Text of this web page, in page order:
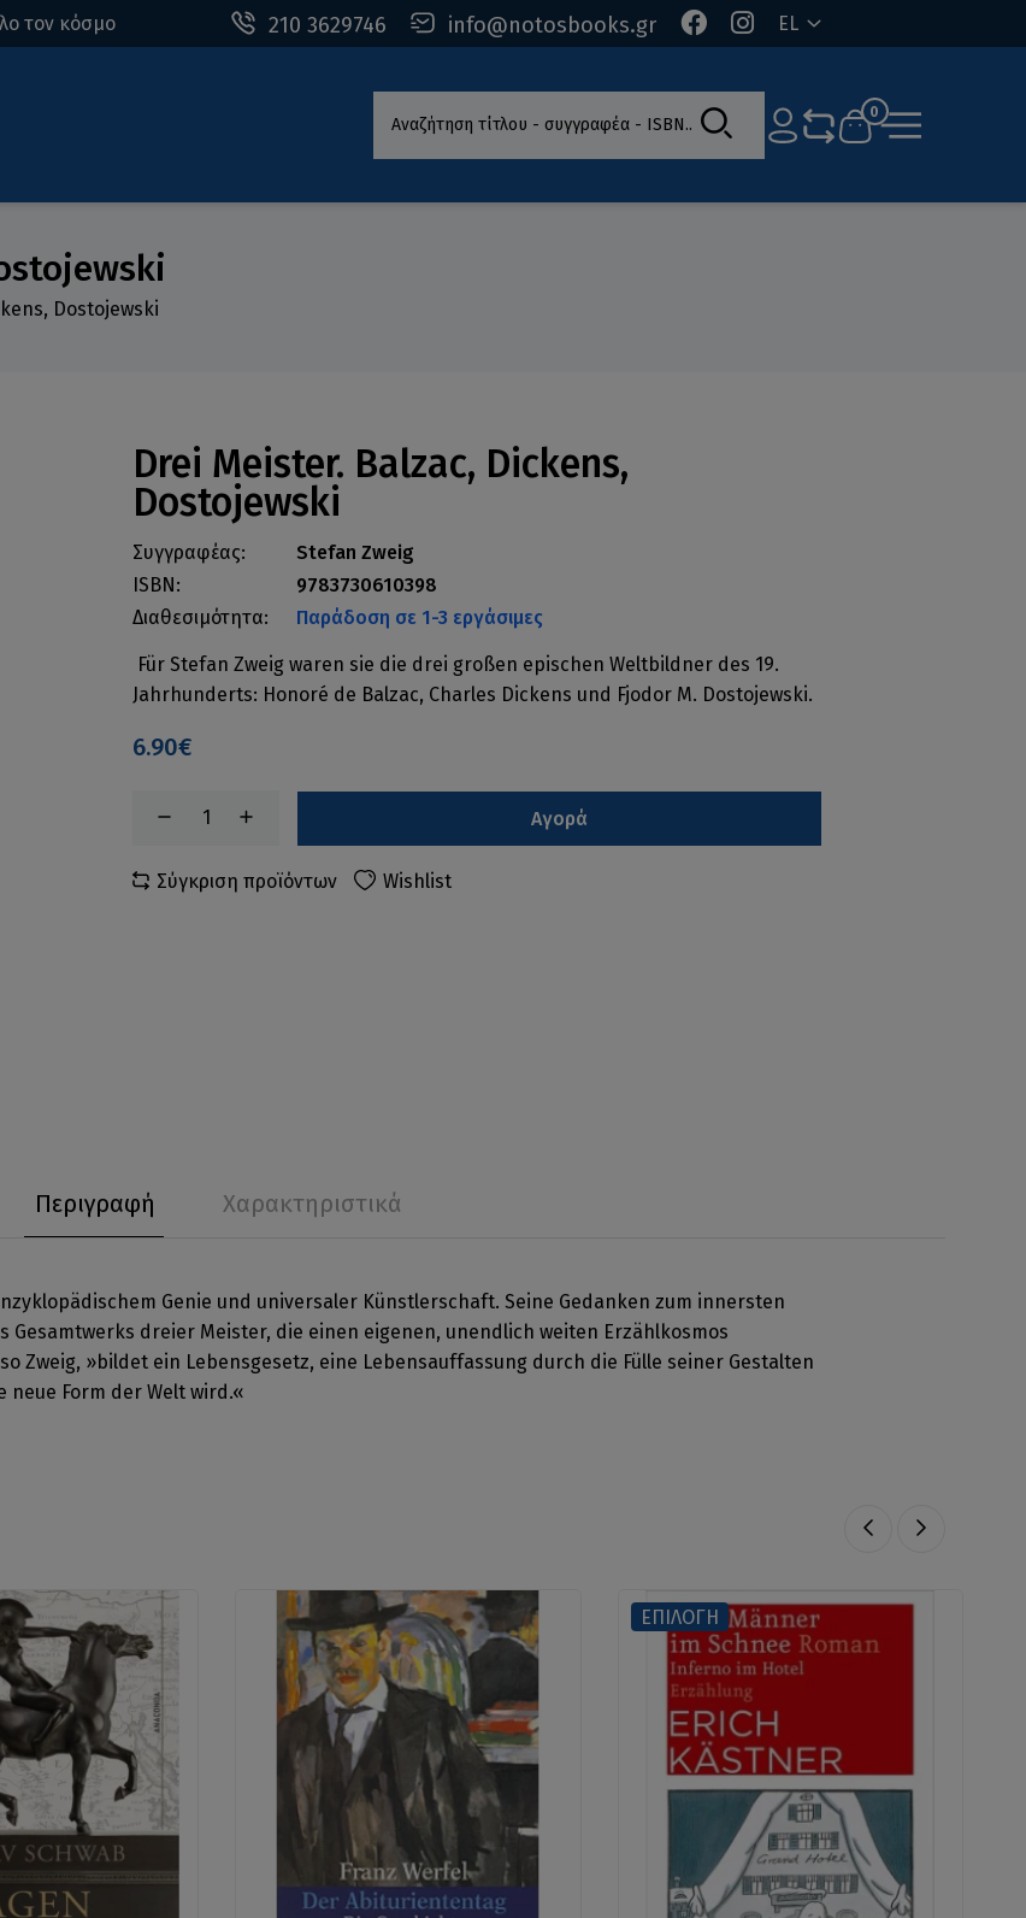
210 3629746 info@notosbooks.gr EL
τον κόσμο
Αναζήτηση τίτλου - συγγραφέα - ISBN 0
Dostojewski
Drei Meister. Balzac, Dickens,
Dostojewski
Συγγραφέας:
Stefan Zweig
ISBN:
9783730610398
Διαθεσιμότητα:
Παράδοση σε 1-3 εργάσιμες
Für Stefan Zweig waren sie die drei großen epischen Weltbildner des 19.
Jahrhunderts: Honoré de Balzac, Charles Dickens und Fjodor M. Dostojewski.
6.90€
Αγορά
Σύγκριση προϊόντων Wishlist
Περιγραφή Χαρακτηριστικά
Genie und universaler Künstlerschaft. Seine Gedanken zum innersten
dreier Meister, die einen eigenen, unendlich weiten Erzählkosmos
Zweig, »bildet ein Lebensgesetz, eine Lebensauffassung durch die Fülle seiner Gestalten
Form der Welt wird.«
ΕΠΙΛΟΓΗ